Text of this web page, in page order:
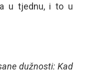
u tjednu, i to u
dužnosti: Kad